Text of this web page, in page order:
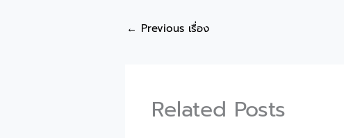
← Previous เรื่อง
Related Posts